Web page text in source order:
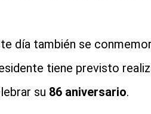
día también se
tiene previsto
su 86 aniversario.